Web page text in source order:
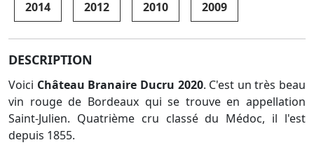
2014 2012 2010 2009
DESCRIPTION
Voici Château Branaire Ducru 2020. C'est un très beau
vin rouge de Bordeaux qui se trouve en appellation
Saint-Julien. Quatrième cru classé du Médoc, il l'est
depuis 1855.